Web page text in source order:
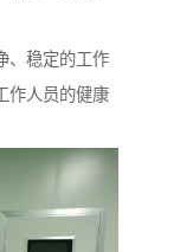
、稳定的工作
作人员的健康